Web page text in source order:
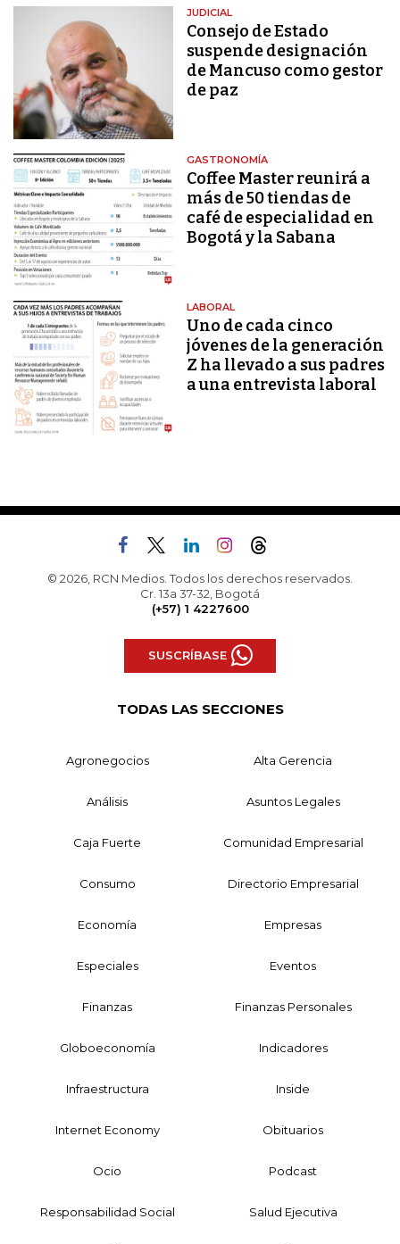
JUDICIAL
Consejo de Estado
suspende designación
de Mancuso como gestor
de paz
GASTRONOMÍA
Coffee Master reunirá a
más de 50 tiendas de
café de especialidad en
Bogotá y la Sabana
LABORAL
Uno de cada cinco
jóvenes de la generación
Z ha llevado a sus padres
a una entrevista laboral
© 2026, RCN Medios. Todos los derechos reservados.
Cr. 13a 37-32, Bogotá
(+57) 1 4227600
SUSCRÍBASE
TODAS LAS SECCIONES
Agronegocios Alta Gerencia
Análisis Asuntos Legales
Caja Fuerte Comunidad Empresarial
Consumo Directorio Empresarial
Economía Empresas
Especiales Eventos
Finanzas Finanzas Personales
Globoeconomía Indicadores
Infraestructura Inside
Internet Economy Obituarios
Ocio Podcast
Responsabilidad Social Salud Ejecutiva